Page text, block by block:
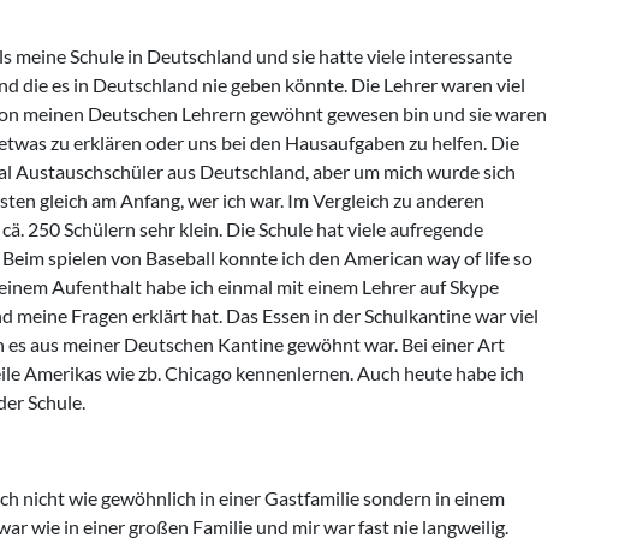
meine Schule in Deutschland und sie hatte viele interessante
die es in Deutschland nie geben könnte. Die Lehrer waren viel
meinen Deutschen Lehrern gewöhnt gewesen bin und sie waren
zu erklären oder uns bei den Hausaufgaben zu helfen. Die
Austauschschüler aus Deutschland, aber um mich wurde sich
gleich am Anfang, wer ich war. Im Vergleich zu anderen
250 Schülern sehr klein. Die Schule hat viele aufregende
spielen von Baseball konnte ich den American way of life so
Aufenthalt habe ich einmal mit einem Lehrer auf Skype
meine Fragen erklärt hat. Das Essen in der Schulkantine war viel
aus meiner Deutschen Kantine gewöhnt war. Bei einer Art
Amerikas wie zb. Chicago kennenlernen. Auch heute habe ich
Schule.
nicht wie gewöhnlich in einer Gastfamilie sondern in einem
wie in einer großen Familie und mir war fast nie langweilig.